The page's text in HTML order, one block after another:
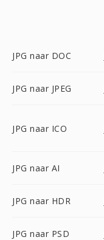
JPG naar DOC
JPG naar JPEG
JPG naar ICO
JPG naar AI
JPG naar HDR
JPG naar PSD